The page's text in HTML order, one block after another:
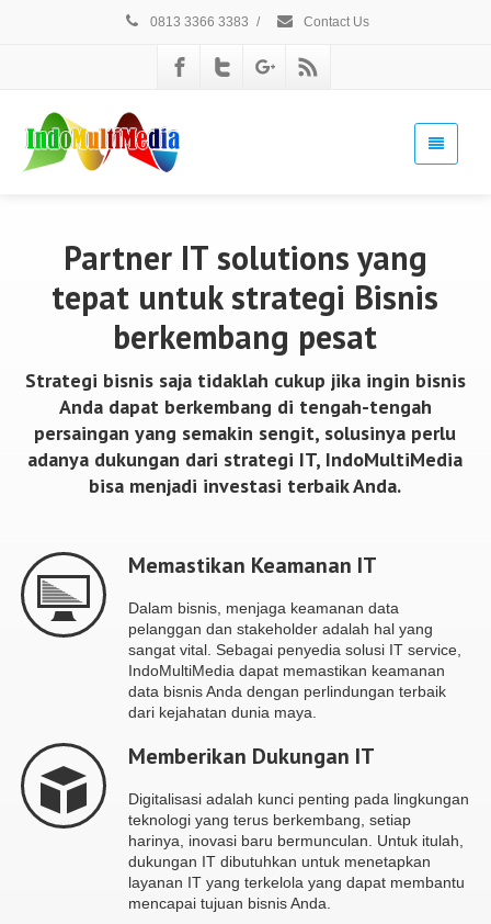
0813 3366 3383 / Contact Us
Partner IT solutions yang
tepat untuk strategi Bisnis
berkembang pesat
Strategi bisnis saja tidaklah cukup jika ingin bisnis
Anda dapat berkembang di tengah-tengah
persaingan yang semakin sengit, solusinya perlu
adanya dukungan dari strategi IT, IndoMultiMedia
bisa menjadi investasi terbaik Anda.
Memastikan Keamanan IT
Dalam bisnis, menjaga keamanan data
pelanggan dan stakeholder adalah hal yang
sangat vital. Sebagai penyedia solusi IT service,
IndoMultiMedia dapat memastikan keamanan
data bisnis Anda dengan perlindungan terbaik
dari kejahatan dunia maya.
Memberikan Dukungan IT
Digitalisasi adalah kunci penting pada lingkungan
teknologi yang terus berkembang, setiap
harinya, inovasi baru bermunculan. Untuk itulah,
dukungan IT dibutuhkan untuk menetapkan
layanan IT yang terkelola yang dapat membantu
mencapai tujuan bisnis Anda.